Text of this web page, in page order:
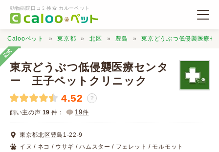
動物病院口コミ検索 カルーペット
動物病院検索
Calooペット 東京都 北区 豊島 東京どうぶつ低侵襲医療
公式
東京どうぶつ低侵襲医療センタ
ー 王子ペットクリニック
4.52 ？
飼い主の声 19 件： 19件
東京都北区豊島1-22-9
イヌ / ネコ / ウサギ / ハムスター / フェレット / モルモット